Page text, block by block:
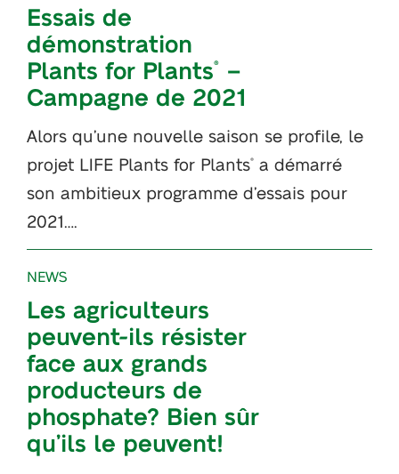
Essais de
démonstration
Plants for Plants®
–
Campagne de 2021
Alors qu’une nouvelle saison se profile, le
projet LIFE Plants for Plants®
a démarré
son ambitieux programme d’essais pour
2021….
NEWS
Les agriculteurs
peuvent-ils résister
face aux grands
producteurs de
phosphate? Bien sûr
qu’ils le peuvent!